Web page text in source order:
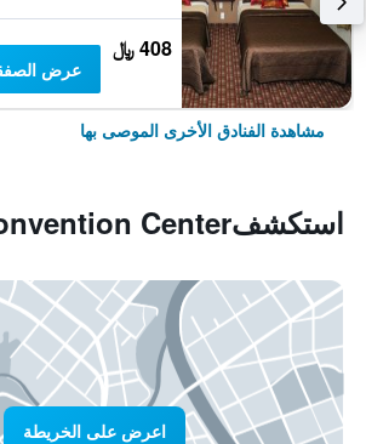
408 ﷼
عرض
مشاهدة الفنادق الأخرى الموصى بها
استكشفConvention Center, انهايم
اعرض على الخريطة